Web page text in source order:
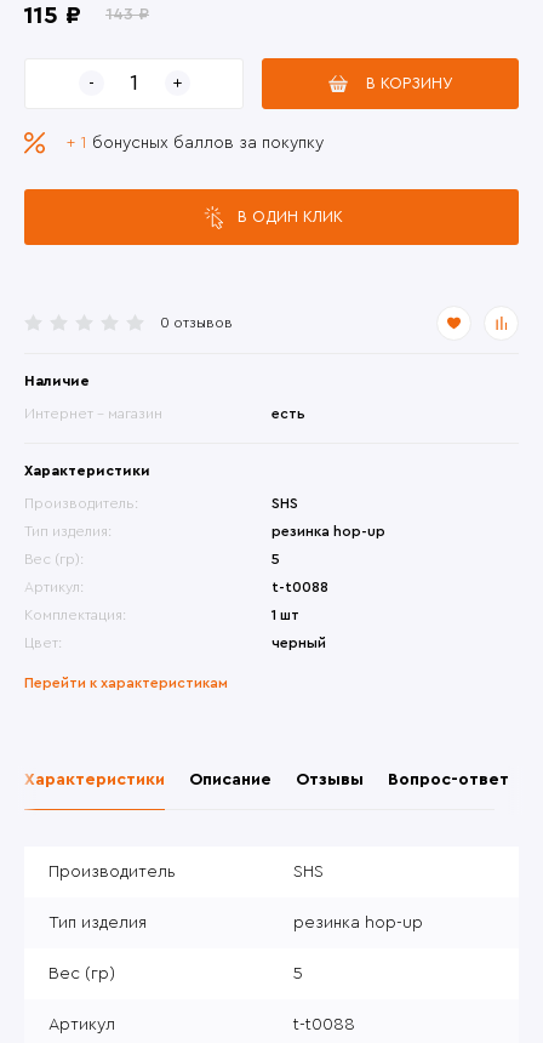
0 отзывов
Наличие
Интернет - магазин есть
Характеристики
Производитель:
SHS
Тип изделия:
резинка hop-up
Вес (гр):
5
Артикул:
t-t0088
Комплектация:
1 шт
Цвет:
черный
Перейти к характеристикам
115 ₽ 143 ₽
В КОРЗИНУ
+ 1 бонусных баллов за покупку
В ОДИН КЛИК
Характеристики Описание Отзывы Вопрос-ответ
Производитель SHS
Тип изделия резинка hop-up
Вес (гр) 5
Артикул t-t0088